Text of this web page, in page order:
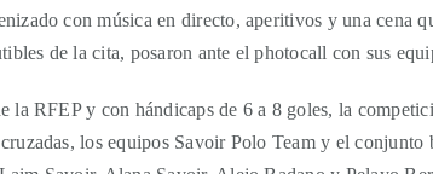
con música en directo, aperitivos y una cena
de la cita, posaron ante el photocall con sus
la RFEP y con hándicaps de 6 a 8 goles, la
los equipos Savoir Polo Team y el